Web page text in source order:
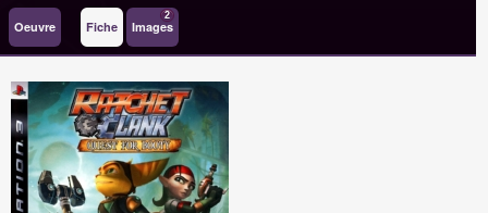
Oeuvre Fiche Images
2